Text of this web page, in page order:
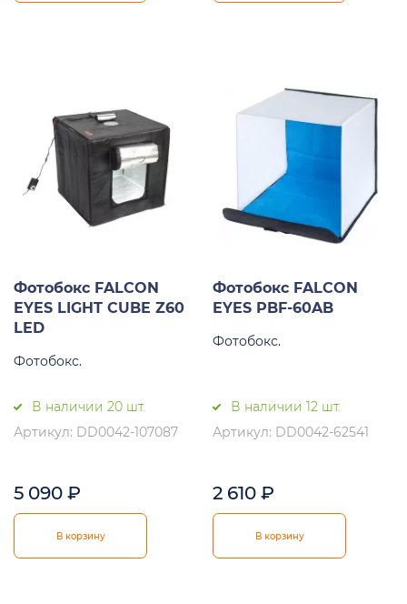
Фотобокс FALCON
EYES LIGHT CUBE Z60
LED
Фотобокс.
В наличии 20 шт.
Артикул: DD0042-107087
5 090 ₽
В корзину
Фотобокс FALCON
EYES PBF-60AB
Фотобокс.
В наличии 12 шт.
Артикул: DD0042-62541
2 610 ₽
В корзину